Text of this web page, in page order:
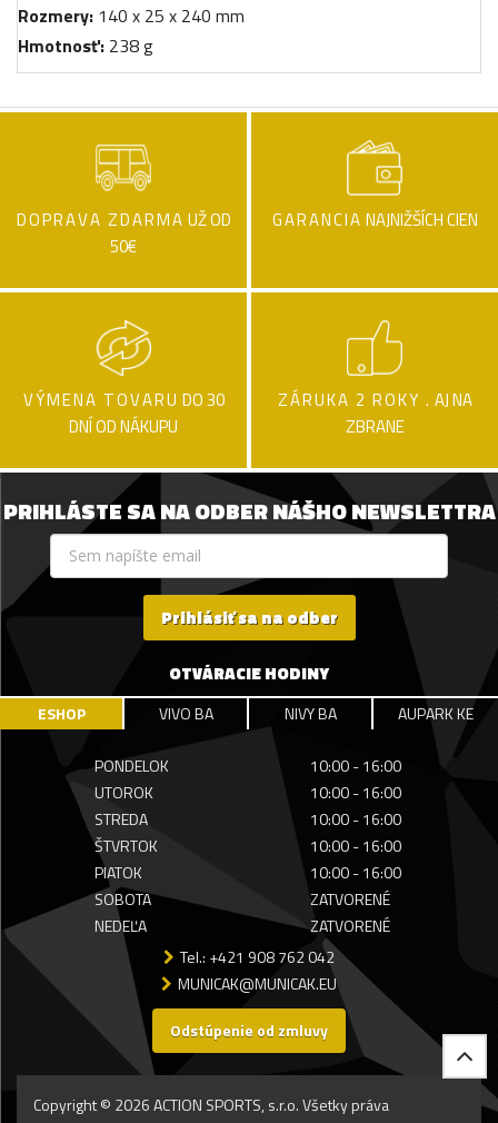
Rozmery: 140 x 25 x 240 mm
Hmotnosť: 238 g
DOPRAVA ZDARMA UŽ OD
50€
GARANCIA NAJNIŽŠÍCH CIEN
VÝMENA TOVARU DO 30
DNÍ OD NÁKUPU
ZÁRUKA 2 ROKY . AJ NA
ZBRANE
PRIHLÁSTE SA NA ODBER NÁŠHO NEWSLETTRA
Prihlásiť sa na odber
OTVÁRACIE HODINY
ESHOP VIVO BA NIVY BA AUPARK KE
PONDELOK
10:00 - 16:00
UTOROK
10:00 - 16:00
STREDA
10:00 - 16:00
ŠTVRTOK
10:00 - 16:00
PIATOK
10:00 - 16:00
SOBOTA
ZATVORENÉ
NEDEĽA
ZATVORENÉ
Tel.: +421 908 762 042
MUNICAK@MUNICAK.EU
Odstúpenie od zmluvy
Copyright © 2026 ACTION SPORTS, s.r.o. Všetky práva